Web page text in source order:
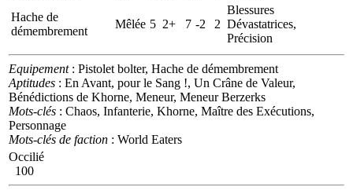
Hache de
démembrement
Mêlée 5 2+ 7 -2 2
Blessures
Dévastatrices,
Précision
Equipement: Pistolet bolter, Hache de démembrement
Aptitudes : En Avant, pour le Sang !, Un Crâne de Valeur,
Bénédictions de Khorne, Meneur, Meneur Berzerks
Mots-clés : Chaos, Infanterie, Khorne, Maître des Exécutions,
Personnage
Mots-clés de faction : World Eaters
Occilié
100